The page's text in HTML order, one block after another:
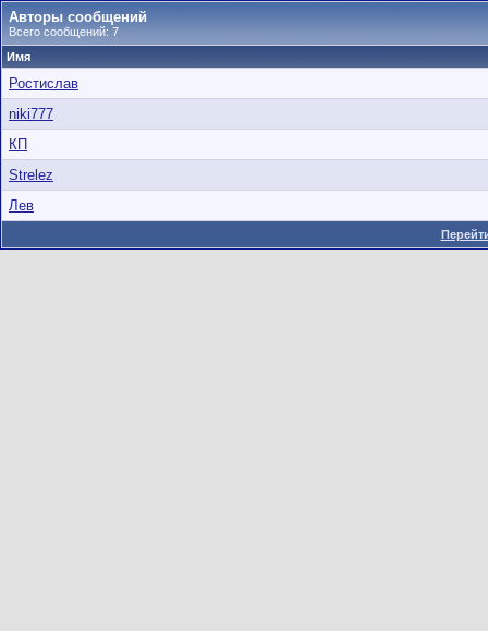
Авторы сообщений
Всего сообщений: 7
Имя
Ростислав
niki777
КП
Strelez
Лев